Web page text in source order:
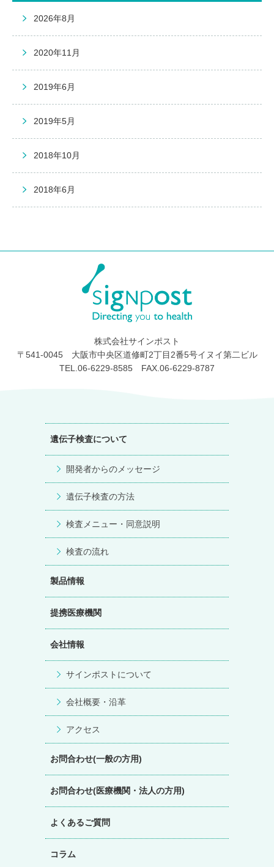
2026年8月
2020年11月
2019年6月
2019年5月
2018年10月
2018年6月
株式会社サインポスト
〒541-0045 大阪市中央区道修町2丁目2番5号イヌイ第二ビル
TEL.06-6229-8585 FAX.06-6229-8787
遺伝子検査について
開発者からのメッセージ
遺伝子検査の方法
検査メニュー・同意説明
検査の流れ
製品情報
提携医療機関
会社情報
サインポストについて
会社概要・沿革
アクセス
お問合わせ(一般の方用)
お問合わせ(医療機関・法人の方用)
よくあるご質問
コラム